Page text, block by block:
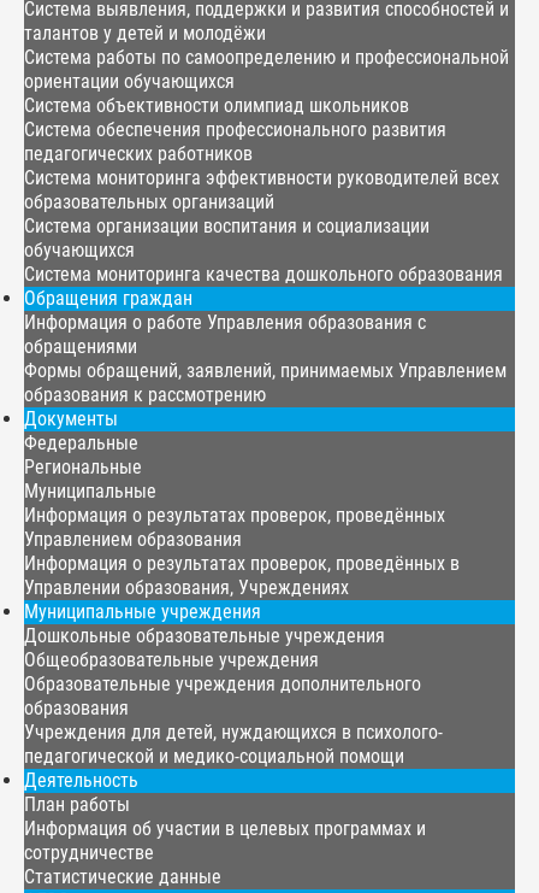
Система выявления, поддержки и развития способностей и
талантов у детей и молодёжи
Система работы по самоопределению и профессиональной
ориентации обучающихся
Система объективности олимпиад школьников
Система обеспечения профессионального развития
педагогических работников
Система мониторинга эффективности руководителей всех
образовательных организаций
Система организации воспитания и социализации
обучающихся
Система мониторинга качества дошкольного образования
Обращения граждан
Информация о работе Управления образования с
обращениями
Формы обращений, заявлений, принимаемых Управлением
образования к рассмотрению
Документы
Федеральные
Региональные
Муниципальные
Информация о результатах проверок, проведённых
Управлением образования
Информация о результатах проверок, проведённых в
Управлении образования, Учреждениях
Муниципальные учреждения
Дошкольные образовательные учреждения
Общеобразовательные учреждения
Образовательные учреждения дополнительного
образования
Учреждения для детей, нуждающихся в психолого-
педагогической и медико-социальной помощи
Деятельность
План работы
Информация об участии в целевых программах и
сотрудничестве
Статистические данные